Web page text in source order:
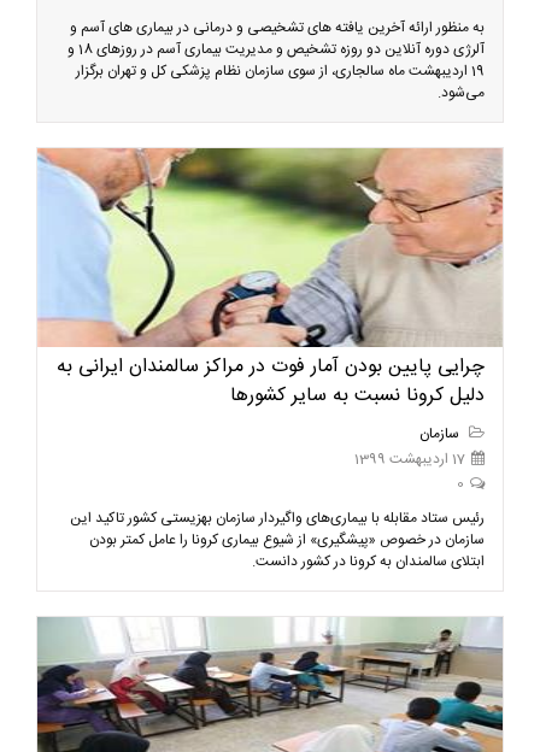
به منظور ارائه آخرین یافته های تشخیصی و درمانی در بیماری های آسم و
آلرژی دوره آنلاین دو روزه تشخیص و مدیریت بیماری آسم در روزهای 18 و
19 اردیبهشت ماه سالجاری، از سوی سازمان نظام پزشکی کل و تهران برگزار
می‌شود.
چرایی پایین بودن آمار فوت در مراکز سالمندان ایرانی به
دلیل کرونا نسبت به سایر کشورها
سازمان
17 اردیبهشت 1399
0
رئیس ستاد مقابله با بیماری‌های واگیردار سازمان بهزیستی کشور تاکید این
سازمان در خصوص «پیشگیری» از شیوع بیماری‌ کرونا را عامل کمتر بودن
ابتلای سالمندان به کرونا در کشور دانست.